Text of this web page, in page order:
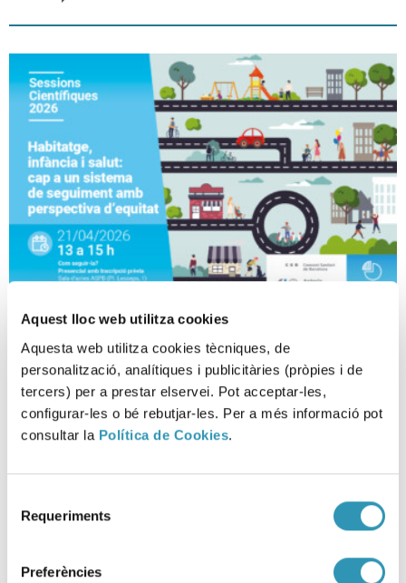
Aquest lloc web utilitza cookies
Aquesta web utilitza cookies tècniques, de
personalització, analítiques i publicitàries (pròpies i de
tercers) per a prestar elservei. Pot acceptar-les,
configurar-les o bé rebutjar-les. Per a més informació pot
consultar la Política de Cookies.
Requeriments
Preferències
Habitatge, infància i salut: cap a
un sistema de seguiment amb
perspectiva d’equitat
LA SALUT EN XIFRES, SESSIONS CIENTÍFIQUES, RECERCA I DOCÈNCIA